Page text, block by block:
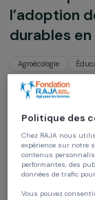
Soutenir
seuil de
durables
Agroécologie
Objectif
Inde,Asie
Politique
Chez RAJA nous